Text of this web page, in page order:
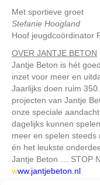
Met sportieve groet
Stefanie Hoogland
Hoof jeugdcoördinator
OVER JANTJE BETON
Jantje Beton is hét
inzet voor meer en
Jaarlijks doen ruim
projecten van Jantje
onze speciale
dagelijks kunnen
meer en spelen steeds
én het leukste
Jantje Beton … STOP
www.jantjebeton.nl